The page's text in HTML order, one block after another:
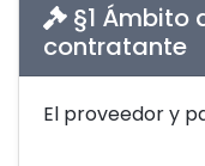
§1 Ámbito
contratante
El proveedor y